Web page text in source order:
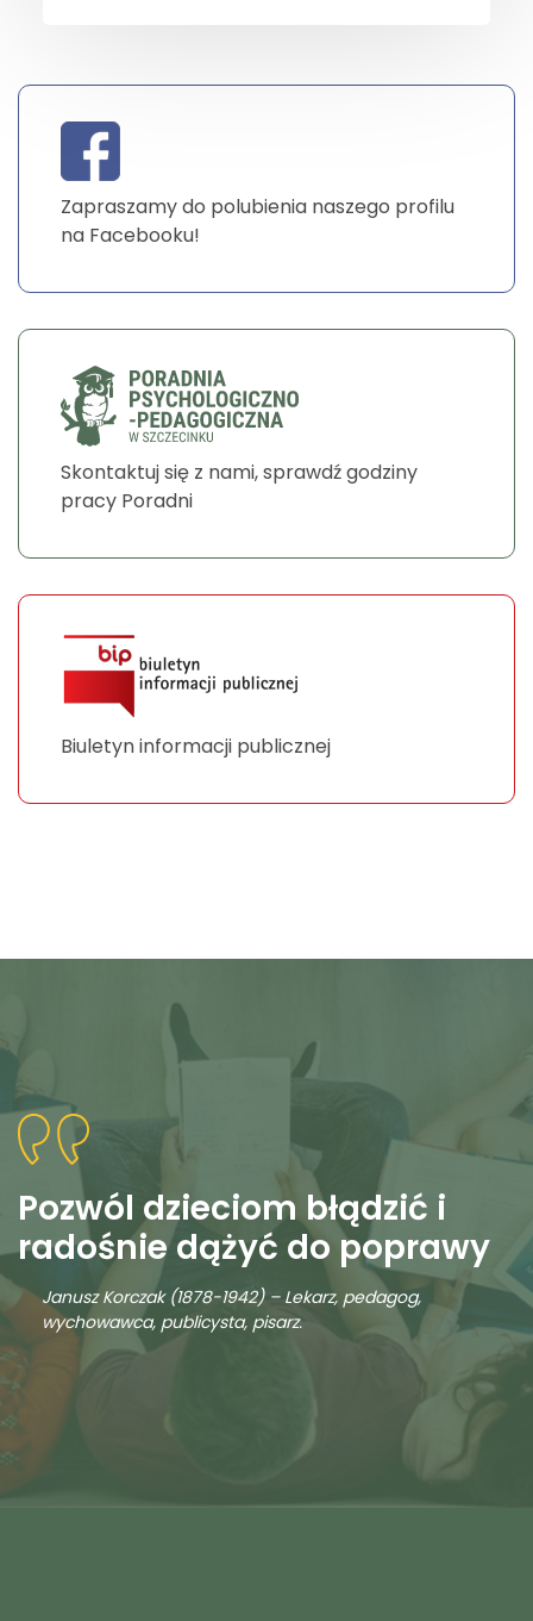
Zapraszamy do polubienia naszego profilu
na Facebooku!
Skontaktuj się z nami, sprawdź godziny
pracy Poradni
Biuletyn informacji publicznej
Pozwól dzieciom błądzić i
radośnie dążyć do poprawy
Janusz Korczak (1878-1942) – Lekarz, pedagog,
wychowawca, publicysta, pisarz.